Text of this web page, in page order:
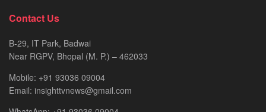
Contact Us
B-29, IT Park, Badwai
Near RGPV, Bhopal (M. P.) – 462033
Mobile: +91 93036 09004
Email: insighttvnews@gmail.com